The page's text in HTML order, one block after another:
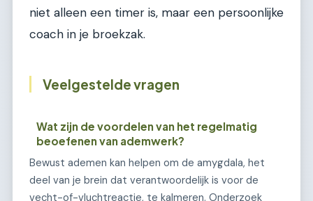
niet alleen een timer is, maar een persoonlijke
coach in je broekzak.
Veelgestelde vragen
Wat zijn de voordelen van het regelmatig
beoefenen van ademwerk?
Bewust ademen kan helpen om de amygdala, het
deel van je brein dat verantwoordelijk is voor de
vecht-of-vluchtreactie, te kalmeren. Onderzoek